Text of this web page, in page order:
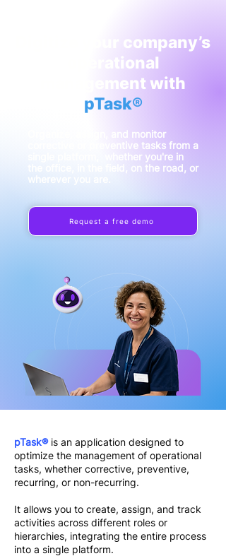
Digitize your company’s
operational
management with
pTask®
Organize, assign, and monitor
corrective or preventive tasks from a
single platform, whether you're in
the office, in the field, on the road, or
wherever you are.
Request a free demo
pTask®is an application designed to
optimize the management of operational
tasks, whether corrective, preventive,
recurring, or non-recurring.
It allows you to create, assign, and track
activities across different roles or
hierarchies, integrating the entire process
into a single platform.